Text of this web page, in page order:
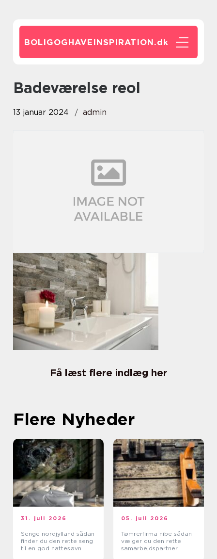
BOLIGOGHAVEINSPIRATION.dk
badeværelse reol
13 januar 2024 admin
Få læst flere indlæg her
Flere Nyheder
31. juli 2026
Senge nordjylland sådan
finder du den rette seng
til en god nattesøvn
05. juli 2026
Tømrerfirma nibe sådan
vælger du den rette
samarbejdspartner